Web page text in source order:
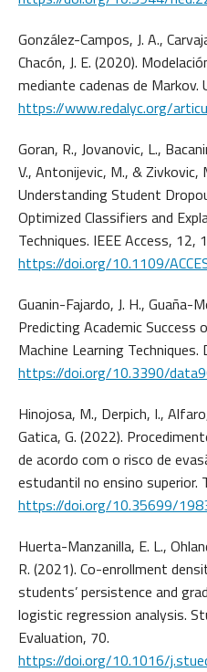
González-Campos, J. A.,
Chacón, J. E. (2020).
mediante cadenas de
https://www.redalyc.org/
Goran, R., Jovanovic, L.,
V., Antonijevic, M., &
Understanding Student
Optimized Classifiers and
Techniques. IEEE Access,
https://doi.org/10.1109/
Guanin-Fajardo, J. H., Guaña-
Predicting Academic Success
Machine Learning Techniques.
https://doi.org/10.3390/
Hinojosa, M., Derpich, I.,
Gatica, G. (2022).
de acordo com o risco de
estudantil no ensino superior.
https://doi.org/10.35699/
Huerta-Manzanilla, E. L.,
R. (2021). Co-enrollment
students’ persistence and
logistic regression analysis.
Evaluation, 70.
https://doi.org/10.1016/